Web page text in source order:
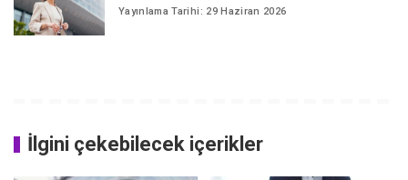
Yayınlama Tarihi: 29 Haziran 2026
İlgini çekebilecek içerikler